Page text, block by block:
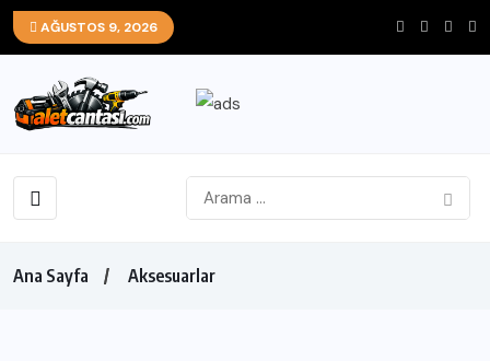
AĞUSTOS 9, 2026
Ana Sayfa Aksesuarlar